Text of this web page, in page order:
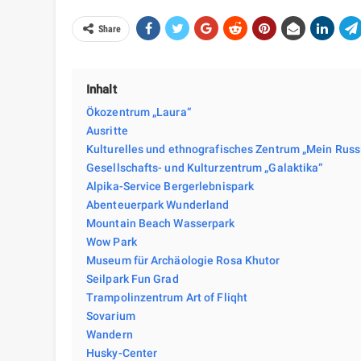
Share
Inhalt
Ökozentrum „Laura“
Ausritte
Kulturelles und ethnografisches Zentrum „Mein
Gesellschafts- und Kulturzentrum „Galaktika“
Alpika-Service Bergerlebnispark
Abenteuerpark Wunderland
Mountain Beach Wasserpark
Wow Park
Museum für Archäologie Rosa Khutor
Seilpark Fun Grad
Trampolinzentrum Art of Fliqht
Sovarium
Wandern
Husky-Center